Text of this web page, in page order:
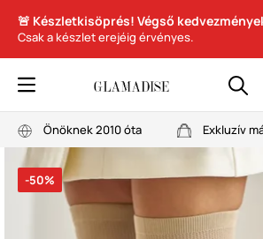
🚨 Készletkisöprés! Végső
Csak a készlet erejéig érvényes.
Önöknek 2010 óta Exkluzív
-50%